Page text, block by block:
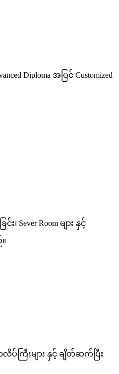
Diploma အပြင် Customized
Sever Room များ နှင့်
ကြီးများ နှင့် ချိတ်ဆက်ပြီး